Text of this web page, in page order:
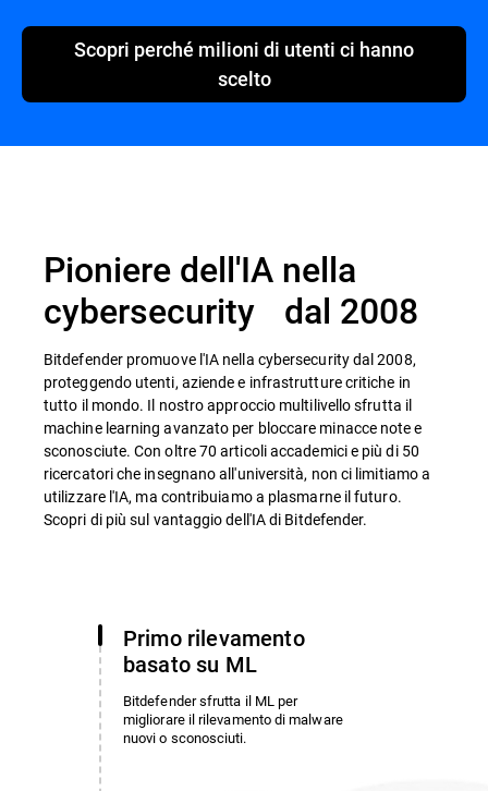
Scopri perché milioni di utenti ci hanno
scelto
Pioniere dell'IA nella
cybersecurity dal 2008
Bitdefender promuove l'IA nella cybersecurity dal 2008,
proteggendo utenti, aziende e infrastrutture critiche in
tutto il mondo. Il nostro approccio multilivello sfrutta il
machine learning avanzato per bloccare minacce note e
sconosciute. Con oltre 70 articoli accademici e più di 50
ricercatori che insegnano all'università, non ci limitiamo a
utilizzare l'IA, ma contribuiamo a plasmarne il futuro.
Scopri di più sul vantaggio dell'IA di Bitdefender.
Primo rilevamento
basato su ML
Bitdefender sfrutta il ML per
migliorare il rilevamento di malware
nuovi o sconosciuti.